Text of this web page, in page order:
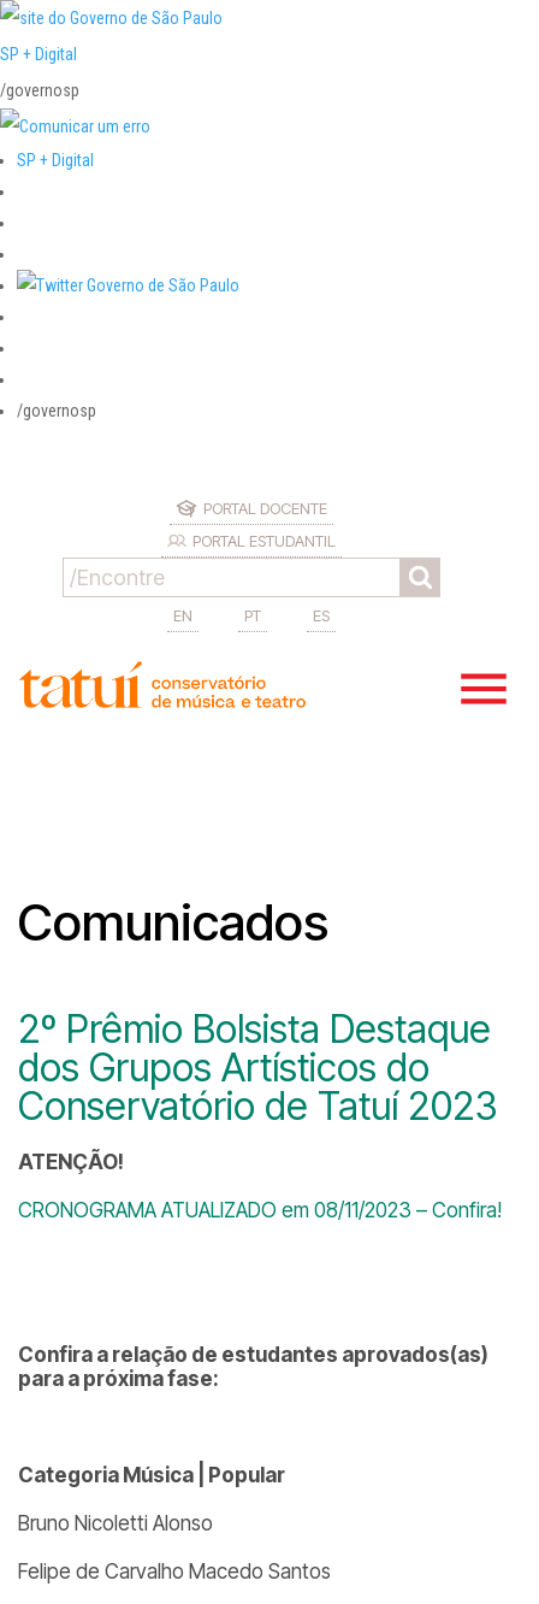
SP + Digital
/governosp
SP + Digital
/governosp
PORTAL DOCENTE
PORTAL ESTUDANTIL
EN PT ES
Comunicados
2º Prêmio Bolsista Destaque
dos Grupos Artísticos do
Conservatório de Tatuí 2023
ATENÇÃO!
CRONOGRAMA ATUALIZADO em 08/11/2023 – Confira!
Confira a relação de estudantes aprovados(as)
para a próxima fase:
Categoria Música | Popular
Bruno Nicoletti Alonso
Felipe de Carvalho Macedo Santos